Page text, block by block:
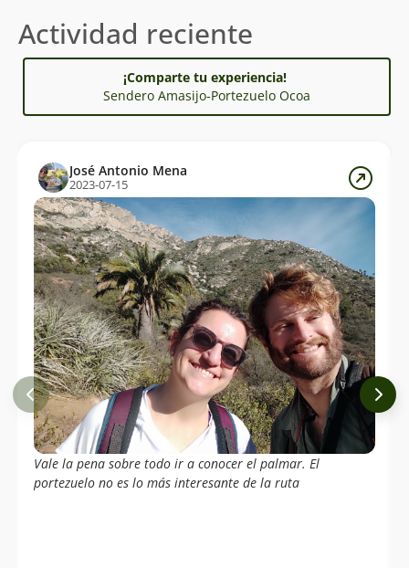
Actividad reciente
¡Comparte tu experiencia!
Sendero Amasijo-Portezuelo Ocoa
José Antonio Mena
2023-07-15
Vale la pena sobre todo ir a conocer el palmar. El
portezuelo no es lo más interesante de la ruta